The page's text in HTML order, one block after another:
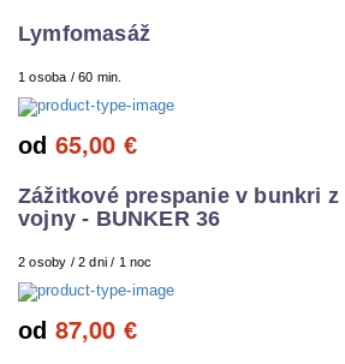
Lymfomasáž
1 osoba / 60 min.
od 65,00 €
Zážitkové prespanie v bunkri z
vojny - BUNKER 36
2 osoby / 2 dni / 1 noc
od 87,00 €